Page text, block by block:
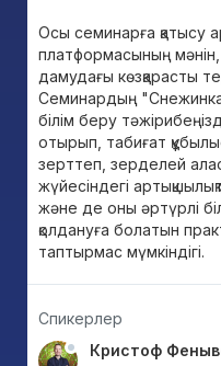
Осы семинарға қатысу
платформасының мәнін,
дамудағы көзқарасты
Семинардың
білім беру
отырып, табиғат
зерттеп, зерделей
жүйесіндегі
және де оны әртүрлі
қолдануға болатын
таптырмас мүмкіндігі.
Спикерлер
Кристоф